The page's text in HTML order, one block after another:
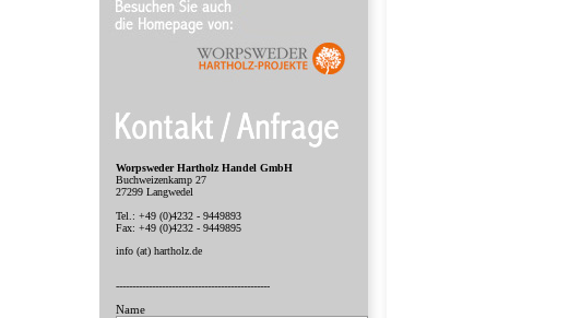
Worpsweder Hartholz Handel GmbH
Buchweizenkamp 27
27299 Langwedel
Tel.: +49 (0)4232 - 9449893
Fax: +49 (0)4232 - 9449895
info (at) hartholz.de
-----------------------------------------------
Name